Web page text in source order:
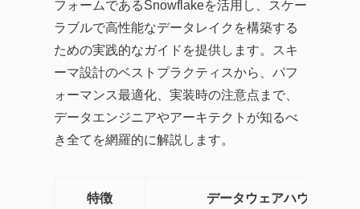
フォームであるSnowflakeを活用し、スケー
ラブルで高性能なデータレイクを構築する
ための実践的なガイドを提供します。スキ
ーマ設計のベストプラクティスから、パフ
ォーマンス最適化、実装時の注意点まで、
データエンジニアやアーキテクトが知るべ
き全てを網羅的に解説します。
特徴 データウェアハウス（